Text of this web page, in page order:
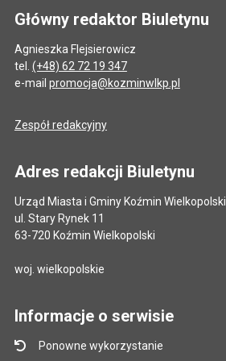
Główny redaktor Biuletynu
Agnieszka Flejsierowicz
tel. (+48) 62 72 19 347
e-mail promocja@kozminwlkp.pl
Zespół redakcyjny
Adres redakcji Biuletynu
Urząd Miasta i Gminy Koźmin Wielkopolski
ul. Stary Rynek 11
63-720 Koźmin Wielkopolski
woj. wielkopolskie
Informacje o serwisie
Ponowne wykorzystanie